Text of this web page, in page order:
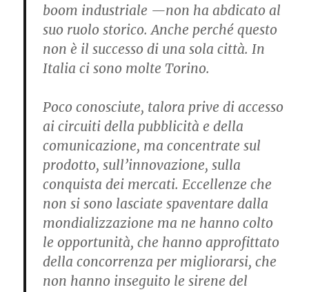
boom industriale —non ha abdicato al
suo ruolo storico. Anche perché questo
non è il successo di una sola città. In
Italia ci sono molte Torino.
Poco conosciute, talora prive di accesso
ai circuiti della pubblicità e della
comunicazione, ma concentrate sul
prodotto, sull’innovazione, sulla
conquista dei mercati. Eccellenze che
non si sono lasciate spaventare dalla
mondializzazione ma ne hanno colto
le opportunità, che hanno approfittato
della concorrenza per migliorarsi, che
non hanno inseguito le sirene del